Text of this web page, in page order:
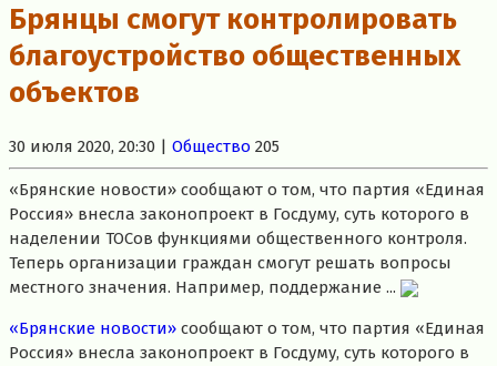
Брянцы смогут контролировать
благоустройство общественных
объектов
30 июля 2020, 20:30 | Общество 205
«Брянские новости» сообщают о том, что партия «Единая
Россия» внесла законопроект в Госдуму, суть которого в
наделении ТОСов функциями общественного контроля.
Теперь организации граждан смогут решать вопросы
местного значения. Например, поддержание ...
«Брянские новости» сообщают о том, что партия «Единая
Россия» внесла законопроект в Госдуму, суть которого в